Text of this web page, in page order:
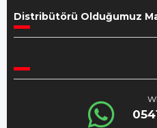
Distribütörü Olduğumuz